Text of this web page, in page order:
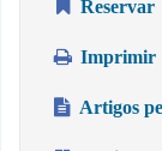
Reservar
Imprimir
Artigos